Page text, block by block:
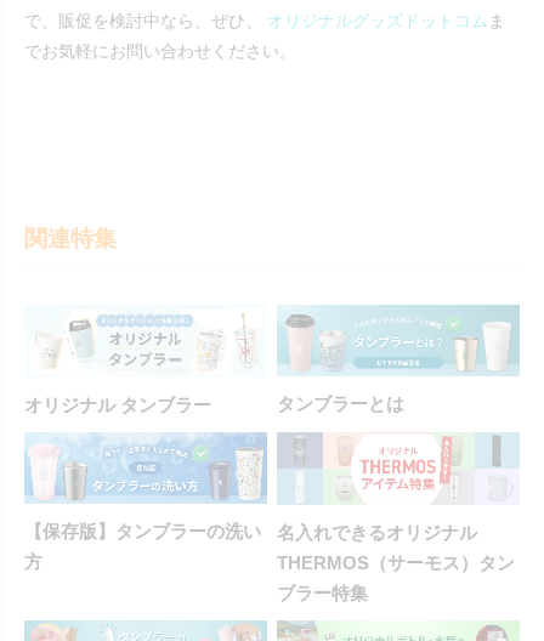
で、販促を検討中なら、ぜひ、 オリジナルグッズドットコム ま
でお気軽にお問い合わせください。
関連特集
オリジナル タンブラー タンブラーとは
【保存版】タンブラーの洗い
方
名入れできるオリジナル
THERMOS（サーモス）タン
ブラー特集